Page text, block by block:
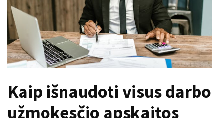
paplitę
mitai
Reduktorius
dujų
balionui:
detalė,
kurios
svarbos
Kaip išnaudoti visus darbo
užmokesčio apskaitos